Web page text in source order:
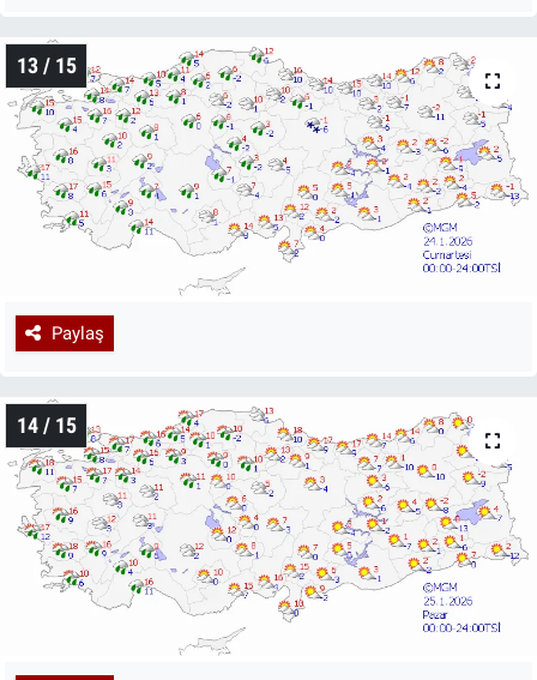
13 / 15
Paylaş
14 / 15